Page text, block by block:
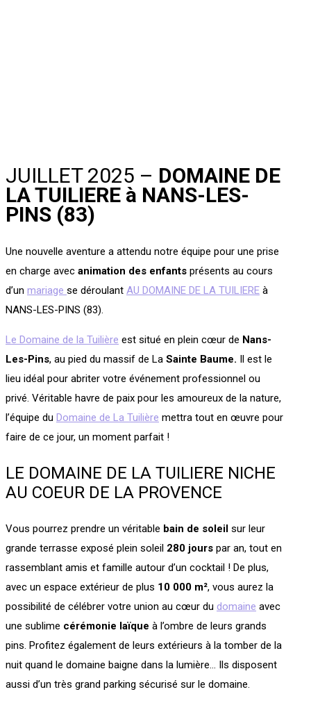
JUILLET 2025 – DOMAINE DE
LA TUILIERE à NANS-LES-
PINS (83)
Une nouvelle aventure a attendu notre équipe pour une prise
en charge avec animation des enfants présents au cours
d’un mariage se déroulant AU DOMAINE DE LA TUILIERE à
NANS-LES-PINS (83).
Le Domaine de la Tuilière est situé en plein cœur de Nans-
Les-Pins, au pied du massif de La Sainte Baume. Il est le
lieu idéal pour abriter votre événement professionnel ou
privé. Véritable havre de paix pour les amoureux de la nature,
l’équipe du Domaine de La Tuilière mettra tout en œuvre pour
faire de ce jour, un moment parfait !
LE DOMAINE DE LA TUILIERE NICHE
AU COEUR DE LA PROVENCE
Vous pourrez prendre un véritable bain de soleil sur leur
grande terrasse exposé plein soleil 280 jours par an, tout en
rassemblant amis et famille autour d’un cocktail ! De plus,
avec un espace extérieur de plus 10 000 m², vous aurez la
possibilité de célébrer votre union au cœur du domaine avec
une sublime cérémonie laïque à l’ombre de leurs grands
pins. Profitez également de leurs extérieurs à la tomber de la
nuit quand le domaine baigne dans la lumière… Ils disposent
aussi d’un très grand parking sécurisé sur le domaine.